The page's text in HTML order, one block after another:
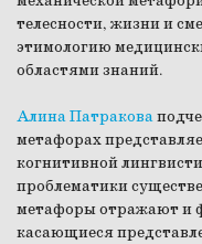
телесности, жизни и
этимологию
областями знаний.
Алина Патракова
метафорах
когнитивной
проблематики
метафоры отражают и
касающиеся